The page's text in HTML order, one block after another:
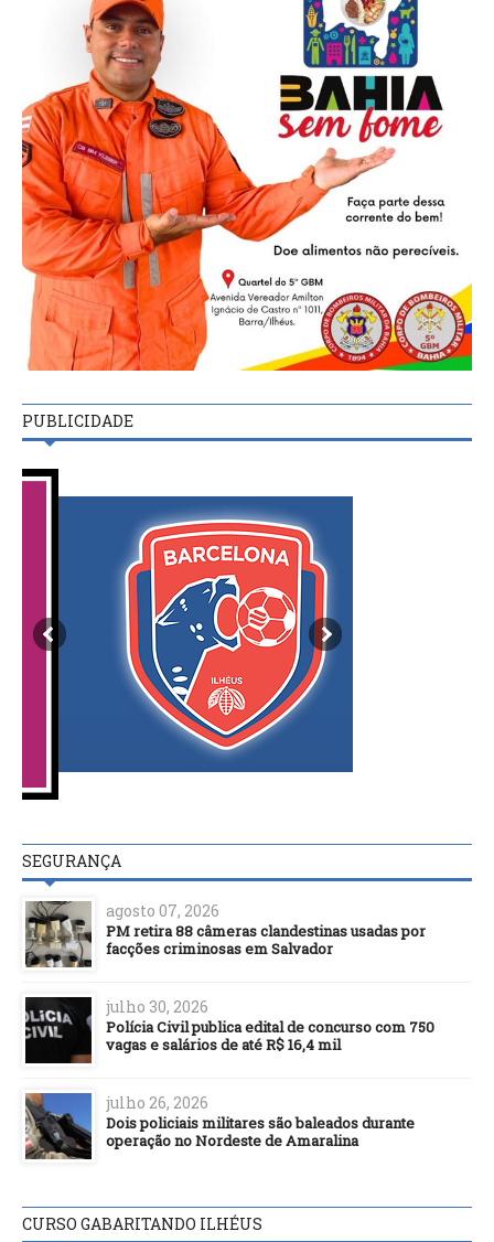
PUBLICIDADE
SEGURANÇA
agosto 07, 2026
PM retira 88 câmeras clandestinas usadas por
facções criminosas em Salvador
julho 30, 2026
Polícia Civil publica edital de concurso com 750
vagas e salários de até R$ 16,4 mil
julho 26, 2026
Dois policiais militares são baleados durante
operação no Nordeste de Amaralina
CURSO GABARITANDO ILHÉUS